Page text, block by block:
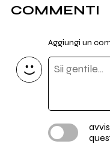
COMMENTI
Aggiungi un